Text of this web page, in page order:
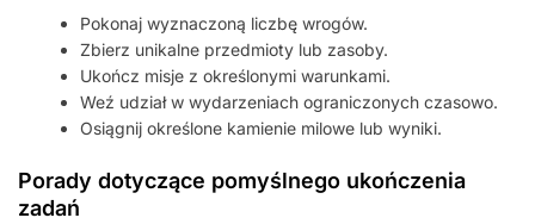
Pokonaj wyznaczoną liczbę wrogów.
Zbierz unikalne przedmioty lub zasoby.
Ukończ misje z określonymi warunkami.
Weź udział w wydarzeniach ograniczonych czasowo.
Osiągnij określone kamienie milowe lub wyniki.
Porady dotyczące pomyślnego ukończenia
zadań